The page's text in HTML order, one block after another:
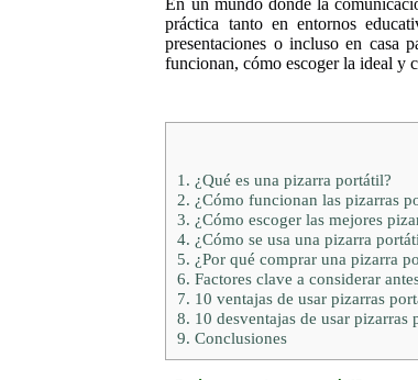
En un mundo donde la
práctica tanto en entornos
presentaciones o incluso en casa
funcionan, cómo escoger la ideal y
1. ¿Qué es una pizarra portátil?
2. ¿Cómo funcionan las pizarras
3. ¿Cómo escoger las mejores
4. ¿Cómo se usa una pizarra
5. ¿Por qué comprar una pizarra
6. Factores clave a considerar
7. 10 ventajas de usar pizarras
8. 10 desventajas de usar pizarras
9. Conclusiones